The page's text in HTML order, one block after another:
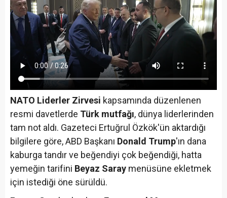
NATO Liderler Zirvesi kapsamında düzenlenen
resmi davetlerde Türk mutfağı, dünya liderlerinden
tam not aldı. Gazeteci Ertuğrul Özkök'ün aktardığı
bilgilere göre, ABD Başkanı Donald Trump'ın dana
kaburga tandır ve beğendiyi çok beğendiği, hatta
yemeğin tarifini Beyaz Saray menüsüne ekletmek
için istediği öne sürüldü.